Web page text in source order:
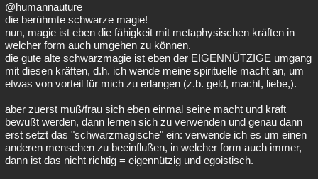
@humannauture
die berühmte schwarze magie!
nun, magie ist eben die fähigkeit mit metaphysischen kräften in
welcher form auch umgehen zu können.
die gute alte schwarzmagie ist eben der EIGENNÜTZIGE umgang
mit diesen kräften, d.h. ich wende meine spirituelle macht an, um
etwas von vorteil für mich zu erlangen (z.b. geld, macht, liebe,).
aber zuerst muß/frau sich eben einmal seine macht und kraft
bewußt werden, dann lernen sich zu verwenden und genau dann
erst setzt das "schwarzmagische" ein: verwende ich es um einen
anderen menschen zu beeinflußen, in welcher form auch immer,
dann ist das nicht richtig = eigennützig und egoistisch.